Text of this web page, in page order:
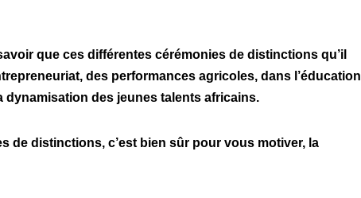
que ces différentes cérémonies de distinctions qu’il
des performances agricoles, dans l’éducation
dynamisation des jeunes talents africains.
de distinctions, c’est bien sûr pour vous motiver, la